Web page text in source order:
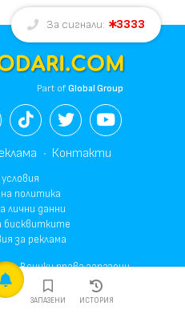
ЗАПАЗЕНИ ИСТОРИЯ
За сигнали: 3333
Part ofGlobal Group
Контакти
политика
лични данни
бисквитките
за реклама
Всички права запазени.